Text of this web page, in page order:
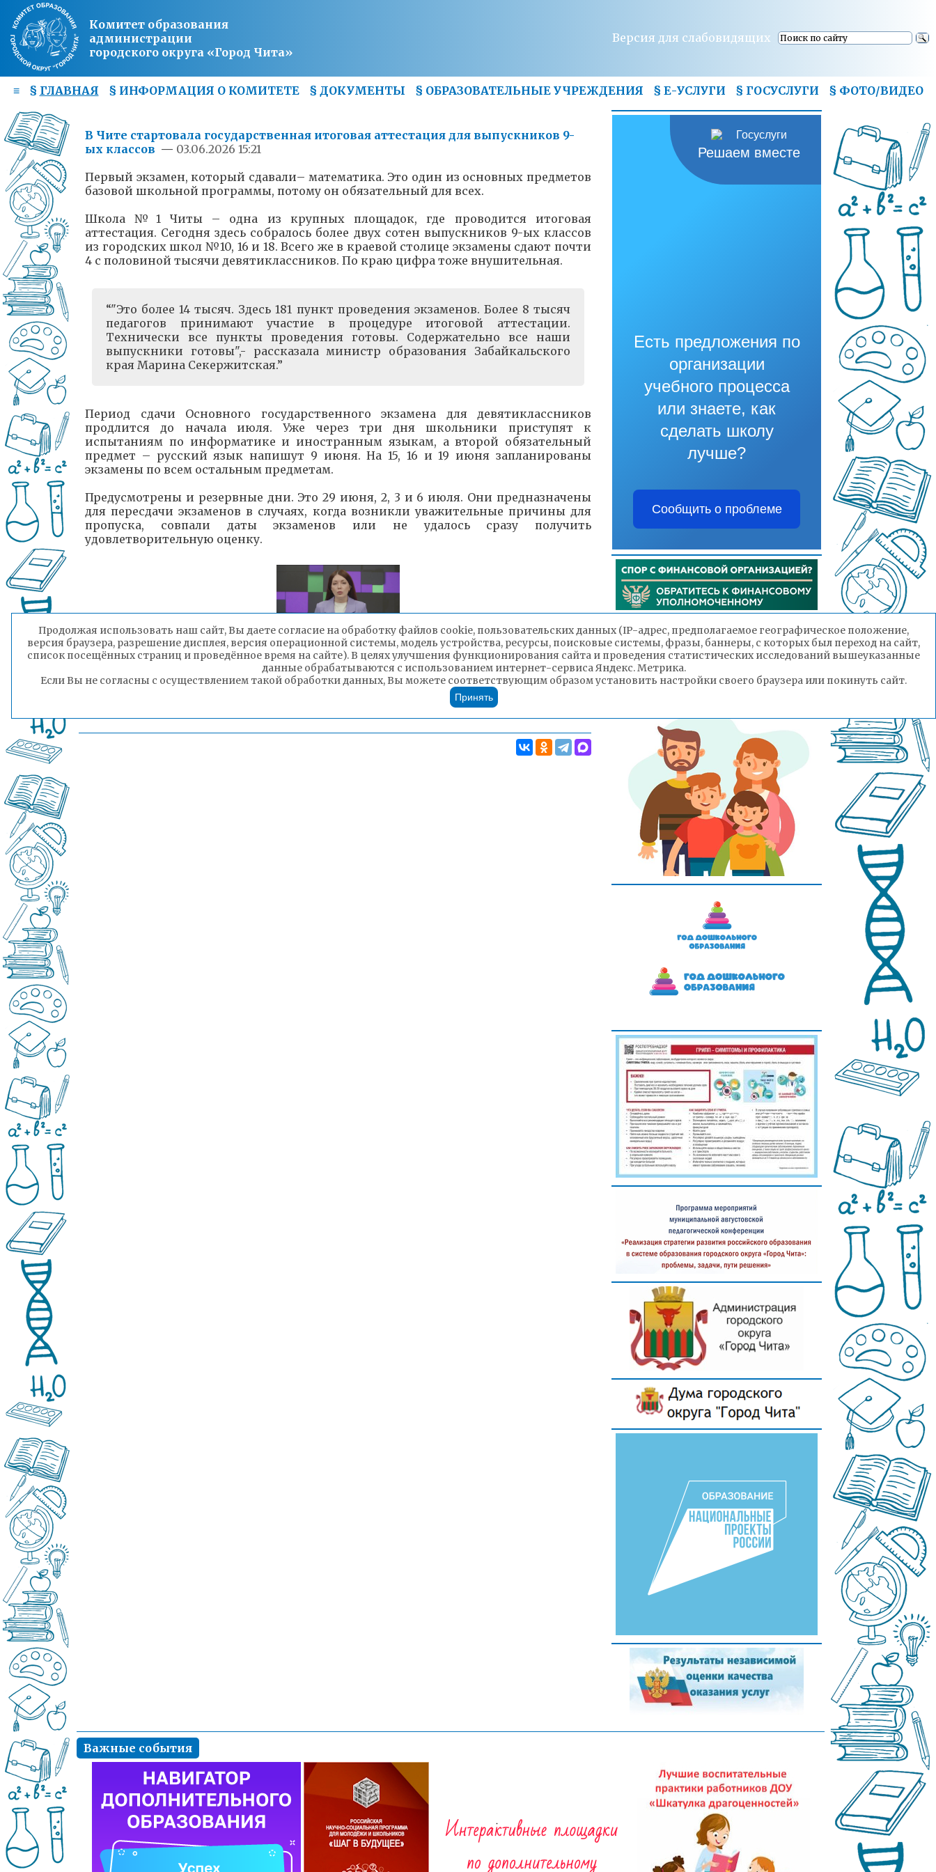
Комитет образования
администрации
городского округа «Город Чита»
Версия для слабовидящих
≡ § ГЛАВНАЯ § ИНФОРМАЦИЯ О КОМИТЕТЕ § ДОКУМЕНТЫ § ОБРАЗОВАТЕЛЬНЫЕ УЧРЕЖДЕНИЯ § Е-УСЛУГИ § ГОСУСЛУГИ § ФОТО/ВИДЕО
В Чите стартовала государственная итоговая аттестация для выпускников 9-
ых классов — 03.06.2026 15:21
Первый экзамен, который сдавали– математика. Это один из основных предметов
базовой школьной программы, потому он обязательный для всех.
Школа №1 Читы – одна из крупных площадок, где проводится итоговая
аттестация. Сегодня здесь собралось более двух сотен выпускников 9-ых классов
из городских школ №10, 16 и 18. Всего же в краевой столице экзамены сдают почти
4 с половиной тысячи девятиклассников. По краю цифра тоже внушительная.
"Это более 14 тысяч. Здесь 181 пункт проведения экзаменов. Более 8 тысяч
педагогов принимают участие в процедуре итоговой аттестации.
Технически все пункты проведения готовы. Содержательно все наши
выпускники готовы",- рассказала министр образования Забайкальского
края Марина Секержитская.
Период сдачи Основного государственного экзамена для девятиклассников
продлится до начала июля. Уже через три дня школьники приступят к
испытаниям по информатике и иностранным языкам, а второй обязательный
предмет – русский язык напишут 9 июня. На 15, 16 и 19 июня запланированы
экзамены по всем остальным предметам.
Предусмотрены и резервные дни. Это 29 июня, 2, 3 и 6 июля. Они предназначены
для пересдачи экзаменов в случаях, когда возникли уважительные причины для
пропуска, совпали даты экзаменов или не удалось сразу получить
удовлетворительную оценку.
Гэсэр Раднаев
Решаем вместе
Есть предложения по
организации
учебного процесса
или знаете, как
сделать школу
лучше?
Сообщить о проблеме
Важные события
Продолжая использовать наш сайт, Вы даете согласие на обработку файлов cookie, пользовательских данных (IP-адрес, предполагаемое географическое положение,
версия браузера, разрешение дисплея, версия операционной системы, модель устройства, ресурсы, поисковые системы, фразы, баннеры, с которых был переход на сайт,
список посещённых страниц и проведённое время на сайте). В целях улучшения функционирования сайта и проведения статистических исследований вышеуказанные
данные обрабатываются с использованием интернет-сервиса Яндекс. Метрика.
Если Вы не согласны с осуществлением такой обработки данных, Вы можете соответствующим образом установить настройки своего браузера или покинуть сайт.
Принять